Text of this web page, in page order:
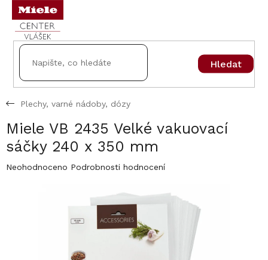
Přejít
obsah
Hledat
Plechy, varné nádoby, dózy
Miele VB 2435 Velké vakuovací
sáčky 240 x 350 mm
Průměrné
Neohodnoceno Podrobnosti hodnocení